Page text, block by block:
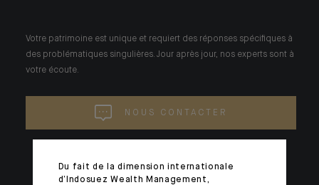
Votre patrimoine est unique et requiert des réponses spécifiques à
des problématiques singulières. Jour après jour, nos experts sont à
votre écoute.
NOUS CONTACTER
Du fait de la dimension internationale
d’Indosuez Wealth Management,